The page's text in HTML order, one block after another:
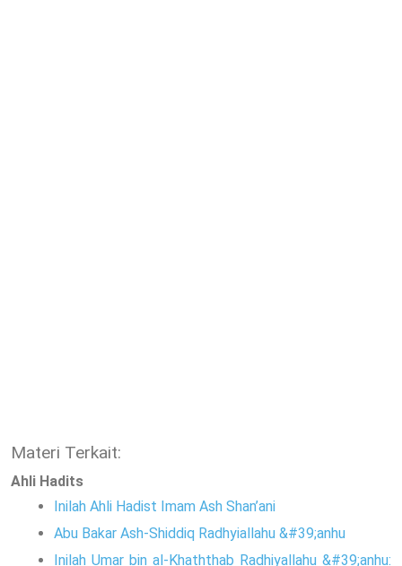
Materi Terkait:
Ahli Hadits
Inilah Ahli Hadist Imam Ash Shan’ani
Abu Bakar Ash-Shiddiq Radhyiallahu &#39;anhu
Inilah Umar bin al-Khaththab Radhiyallahu &#39;anhu: